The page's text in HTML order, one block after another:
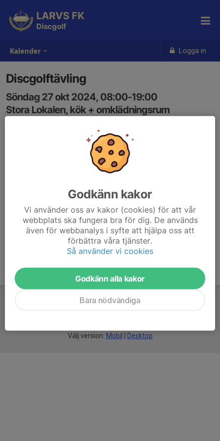
Kalender Logga in
LARVS FK
Discgolf
Discgolftävling
Söndag 27 okt 2024, 08:00-19:00
Stora Lokalen, kök + omklädningsrum
Välj version: Mobil Desktop
Godkänn kakor
Vi använder oss av kakor (cookies) för att vår
webbplats ska fungera bra för dig. De används
även för webbanalys i syfte att hjälpa oss att
förbättra våra tjänster.
Så använder vi cookies
Godkänn alla kakor
Bara nödvändiga